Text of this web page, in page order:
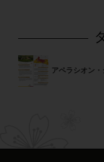
アペラシオン・